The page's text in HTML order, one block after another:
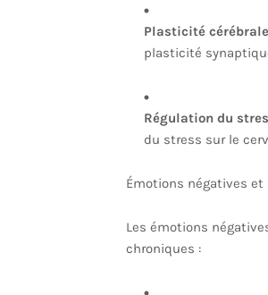
Plasticité cérébrale
plasticité
Régulation du
du stress sur le
Émotions négatives
Les émotions
chroniques :